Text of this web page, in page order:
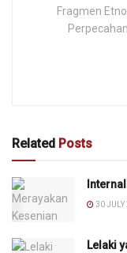
Fragmen
Related Posts
30 JULY
Lelaki